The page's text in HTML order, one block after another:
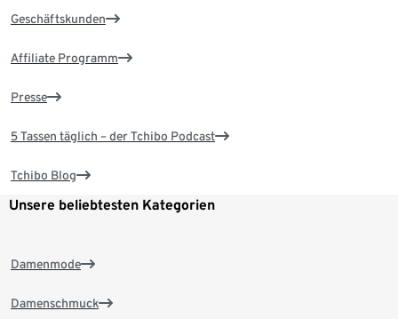
Geschäftskunden
Affiliate Programm
Presse
5 Tassen täglich – der Tchibo Podcast
Tchibo Blog
Unsere beliebtesten Kategorien
Damenmode
Damenschmuck